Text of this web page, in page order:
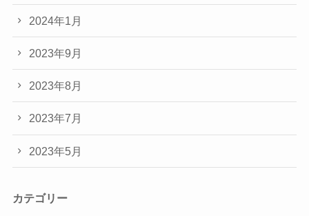
2024年1月
2023年9月
2023年8月
2023年7月
2023年5月
カテゴリー